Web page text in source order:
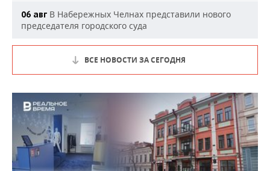
06 авг В Набережных Челнах представили нового
председателя городского суда
ВСЕ НОВОСТИ ЗА СЕГОДНЯ